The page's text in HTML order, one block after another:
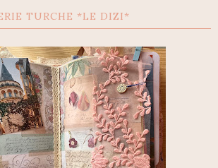
TURCHE *LE DIZI*